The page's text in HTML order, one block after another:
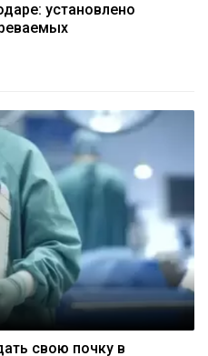
установлено
свою почку в